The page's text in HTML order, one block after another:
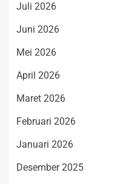
Juli 2026
Juni 2026
Mei 2026
April 2026
Maret 2026
Februari 2026
Januari 2026
Desember 2025